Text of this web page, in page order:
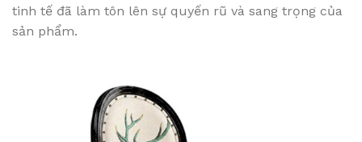
tinh tế đã làm tôn lên sự quyến rũ và sang trọng của
sản phẩm.